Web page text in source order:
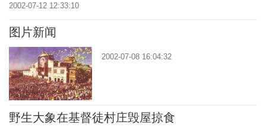
2002-07-12 12:33:10
图片新闻
2002-07-08 16:04:32
野生大象在基督徒村庄毁屋掠食